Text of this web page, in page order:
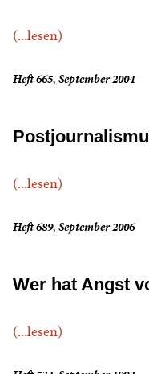
(...lesen)
Heft 665, September 2004
(...lesen)
Heft 689, September 2006
Wer hat Angst
(...lesen)